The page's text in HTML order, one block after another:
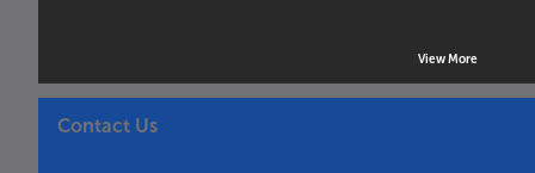
View More
Contact Us